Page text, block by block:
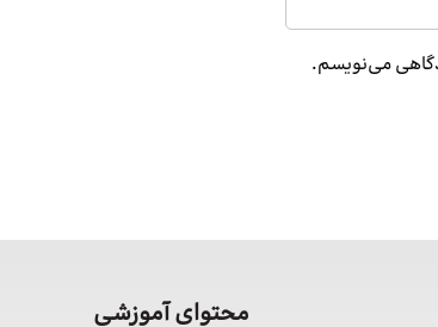
می‌نویسم.
محتوای آموزشی